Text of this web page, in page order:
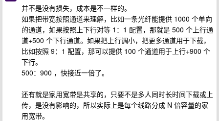
并不是没有损失，成本是不一样的。
如果把带宽按照通道来理解，比如一条光纤能提供 1000 个单向
的通道，如果按照上下行对等 1：1 配置，那就是 500 个上行通
道+500 个下行通道。如果把上行调小，把更多通道用于下载，
比如按照 9：1 配置，那可以提供 100 个通道用于上行+900 个
下行。
500：900 ，快接近一倍了。
还有就是家用宽带是共享的，只要不是多人同时长时间下载或上
传，是没有影响的，所以实际上是每个线路分成 N 倍容量的家
用宽带。